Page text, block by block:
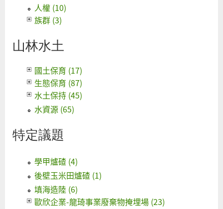
人權 (10)
族群 (3)
山林水土
國土保育 (17)
生態保育 (87)
水土保持 (45)
水資源 (65)
特定議題
學甲爐碴 (4)
後壁玉米田爐碴 (1)
填海造陸 (6)
歐欣企業-龍琦事業廢棄物掩埋場 (23)